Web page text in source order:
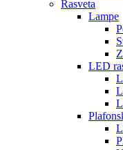
Rasveta
Lampe
LED